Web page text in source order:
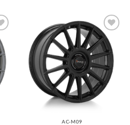
Aggiungi
alla lista
dei
desideri
AC-M09